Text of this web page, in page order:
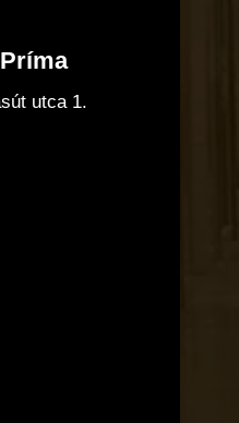
Príma
utca 1.